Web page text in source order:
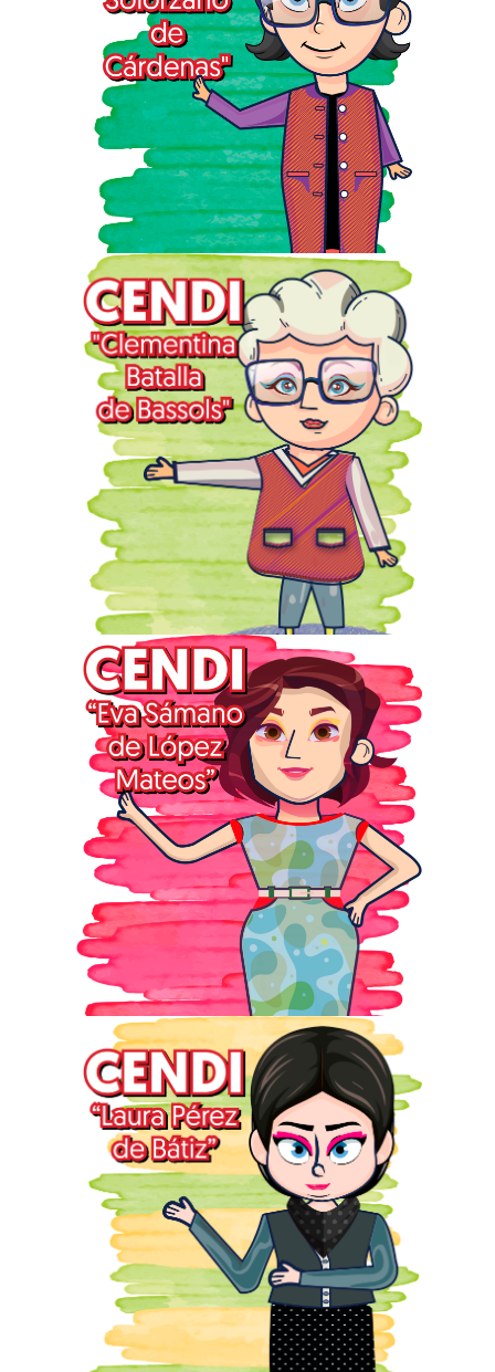
Ubicación: Sierravista s/n Esq.
Av. IPN, Col. Lindavista,
Alcaldía: Gustavo A. Madero,
C.P. 07300
Ubicación:
Av. José Loreto Fabela s/n
Esq. Av. 506 Unidad San Juan
de Aragón, Alcaldía Gustavo A.
Madero, C.P. 07950
Disponibilidad:100
Ubicación: Plan de Agua Prieta
No.66 Esq. Calz. de los Gallos.
Col. Plutarco Elías Calles,
Alcaldía Miguel Hidalgo, C.P.
11350.